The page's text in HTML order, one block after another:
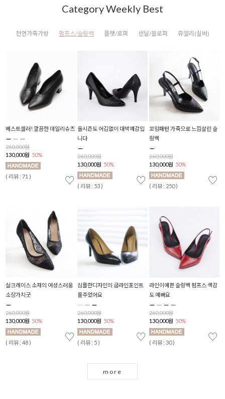
Category Weekly Best
천연가죽가방 펌프스/슬링백 플랫/로퍼 샌달/블로퍼 쥬얼리(실버)
♡
반짝이 펄감 색다른 매력의 속굽
플랫슈즈
270,000원
135,000원50%
♡
무늬가죽으로 고급스러운 톰굽
라인 세련된 슈즈
270,000원
135,000원 50%
( 리뷰 : 48 ) ♡
화이트 스티칭 심플 로퍼힐
306,000원
153,000원
( 리뷰 : 38 )
♡
헨델 쿠션 로퍼
270,000원
135,000원
( 리뷰 : 33 ) ♡
글로리 펄 플랫슈즈
268,000원
134,000원
( 리뷰 : 22 )
♡
경쾌한느낌 세무태슬리본 로퍼
278,000원
139,000원
( 리뷰 : 33 )
more